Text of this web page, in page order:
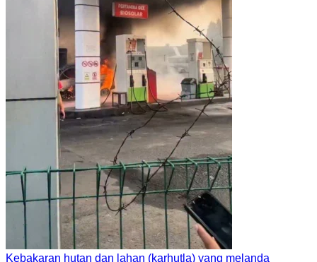
Kebakaran hutan dan lahan (karhutla) yang melanda